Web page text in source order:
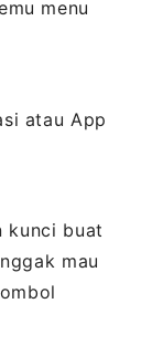
menu
atau App
kunci buat
mau